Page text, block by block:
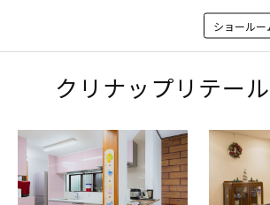
ショールー
クリナップリテー